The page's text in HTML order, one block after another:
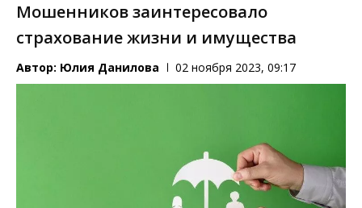
Мошенников заинтересовало
страхование жизни и имущества
Автор: Юлия Данилова 02 ноября 2023, 09:17